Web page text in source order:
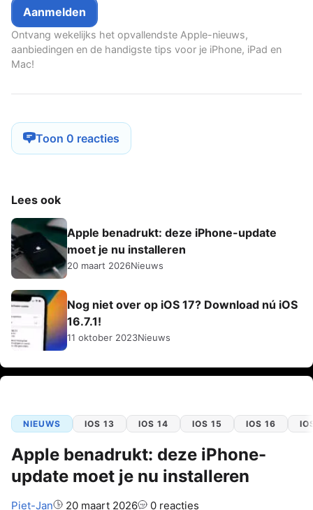
Ontvang wekelijks het opvallendste Apple-nieuws,
aanbiedingen en de handigste tips voor je iPhone, iPad en
Mac!
Toon 0 reacties
Lees ook
Apple benadrukt: deze iPhone-update
moet je nu installeren
20 maart 2026Nieuws
Nog niet over op iOS 17? Download nú iOS
16.7.1!
11 oktober 2023Nieuws
NIEUWS IOS 13 IOS 14 IOS 15 IOS 16
Apple benadrukt: deze iPhone-
update moet je nu installeren
Auteur:
Piet-Jan 20 maart 2026 0 reacties